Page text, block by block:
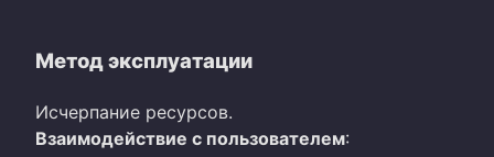
Метод эксплуатации
Исчерпание ресурсов.
Взаимодействие с пользователем: